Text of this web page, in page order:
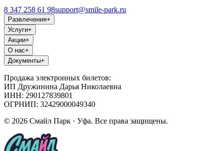
8 347 258 61 98support@smile-park.ru
Развлечения+
Услуги+
Акции+
О нас+
Документы+
Продажа электронных билетов:
ИП Дружинина Дарья Николаевна
ИНН: 290127839801
ОГРНИП: 32429000049340
© 2026 Смайл Парк · Уфа. Все права защищены.